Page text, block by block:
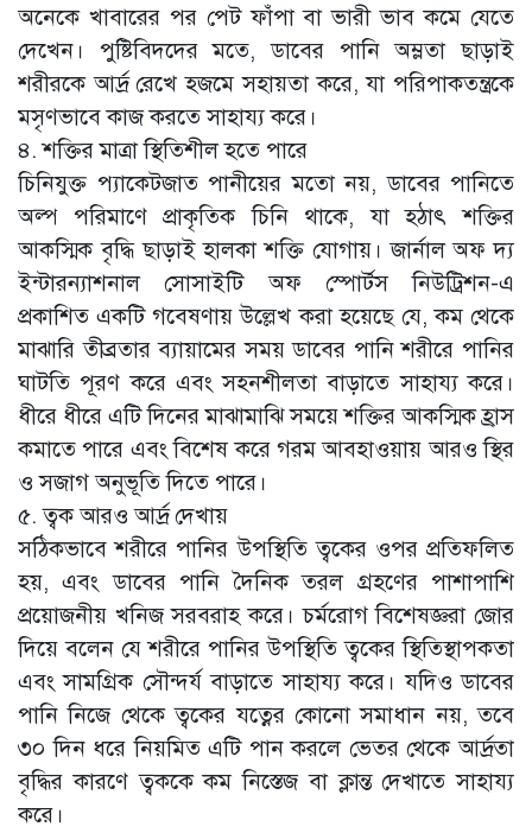
অনেকে খাবারের পর পেট ফাঁপা বা ভারী ভাব কমে যেতে
দেখেন। পুষ্টিবিদদের মতে, ডাবের পানি অম্লতা ছাড়াই
শরীরকে আর্দ্র রেখে হজমে সহায়তা করে, যা পরিপাকতন্ত্রকে
মসৃণভাবে কাজ করতে সাহায্য করে।
৪. শক্তির মাত্রা স্থিতিশীল হতে পারে
চিনিযুক্ত প্যাকেটজাত পানীয়ের মতো নয়, ডাবের পানিতে
অল্প পরিমাণে প্রাকৃতিক চিনি থাকে, যা হঠাৎ শক্তির
আকস্মিক বৃদ্ধি ছাড়াই হালকা শক্তি যোগায়। জার্নাল অফ দ্য
ইন্টারন্যাশনাল সোসাইটি অফ স্পোর্টস নিউট্রিশন-এ
প্রকাশিত একটি গবেষণায় উল্লেখ করা হয়েছে যে, কম থেকে
মাঝারি তীব্রতার ব্যায়ামের সময় ডাবের পানি শরীরে পানির
ঘাটতি পূরণ করে এবং সহনশীলতা বাড়াতে সাহায্য করে।
ধীরে ধীরে এটি দিনের মাঝামাঝি সময়ে শক্তির আকস্মিক হ্রাস
কমাতে পারে এবং বিশেষ করে গরম আবহাওয়ায় আরও স্থির
ও সজাগ অনুভূতি দিতে পারে।
৫. ত্বক আরও আর্দ্র দেখায়
সঠিকভাবে শরীরে পানির উপস্থিতি ত্বকের ওপর প্রতিফলিত
হয়, এবং ডাবের পানি দৈনিক তরল গ্রহণের পাশাপাশি
প্রয়োজনীয় খনিজ সরবরাহ করে। চর্মরোগ বিশেষজ্ঞরা জোর
দিয়ে বলেন যে শরীরে পানির উপস্থিতি ত্বকের স্থিতিস্থাপকতা
এবং সামগ্রিক সৌন্দর্য বাড়াতে সাহায্য করে। যদিও ডাবের
পানি নিজে থেকে ত্বকের যত্নের কোনো সমাধান নয়, তবে
৩০ দিন ধরে নিয়মিত এটি পান করলে ভেতর থেকে আর্দ্রতা
বৃদ্ধির কারণে ত্বককে কম নিস্তেজ বা ক্লান্ত দেখাতে সাহায্য
করে।